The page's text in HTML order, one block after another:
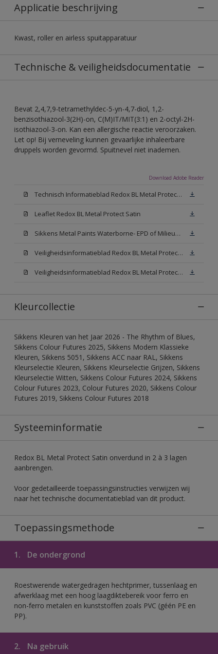
Applicatie beschrijving
Kwast, roller en airless spuitapparatuur
Technische & veiligheidsdocumentatie
Bevat 2,4,7,9-tetramethyldec-5-yn-4,7-diol, 1,2-
benzisothiazool-3(2H)-on, C(M)IT/MIT(3:1) en 2-octyl-2H-
isothiazool-3-on. Kan een allergische reactie veroorzaken.
Let op! Bij verneveling kunnen gevaarlijke inhaleerbare
druppels worden gevormd. Spuitnevel niet inademen.
Download Adobe Reader
Technisch Informatieblad Redox BL Metal Protect (PDF)
Leaflet Redox BL Metal Protect Satin
Sikkens Metal Paints Waterborne- EPD of Milieuproductverklaring
Veiligheidsinformatieblad Redox BL Metal Protect Satin N00 (MSDS)
Veiligheidsinformatieblad Redox BL Metal Protect Satin White W05 (MSDS)
Kleurcollectie
Sikkens Kleuren van het Jaar 2026 - The Rhythm of Blues,
Sikkens Colour Futures 2025, Sikkens Modern Klassieke
Kleuren, Sikkens 5051, Sikkens ACC naar RAL, Sikkens
Kleurselectie Kleuren, Sikkens Kleurselectie Grijzen, Sikkens
Kleurselectie Witten, Sikkens Colour Futures 2024, Sikkens
Colour Futures 2023, Colour Futures 2020, Sikkens Colour
Futures 2019, Sikkens Colour Futures 2018
Systeeminformatie
Redox BL Metal Protect Satin onverdund in 2 à 3 lagen
aanbrengen.
Voor gedetailleerde toepassingsinstructies verwijzen wij
naar het technische documentatieblad van dit product.
Toepassingsmethode
1. De ondergrond
Roestwerende watergedragen hechtprimer, tussenlaag en
afwerklaag met een hoog laagdiktebereik voor ferro en
non-ferro metalen en kunststoffen zoals PVC (géén PE en
PP).
2. Na gebruik